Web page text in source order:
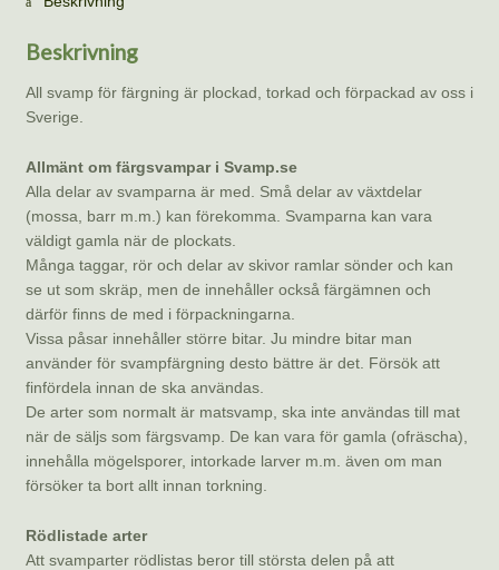
Beskrivning
All svamp för färgning är plockad, torkad och förpackad av oss i
Sverige.
Allmänt om färgsvampar i Svamp.se
Alla delar av svamparna är med. Små delar av växtdelar
(mossa, barr m.m.) kan förekomma. Svamparna kan vara
väldigt gamla när de plockats.
Många taggar, rör och delar av skivor ramlar sönder och kan
se ut som skräp, men de innehåller också färgämnen och
därför finns de med i förpackningarna.
Vissa påsar innehåller större bitar. Ju mindre bitar man
använder för svampfärgning desto bättre är det. Försök att
finfördela innan de ska användas.
De arter som normalt är matsvamp, ska inte användas till mat
när de säljs som färgsvamp. De kan vara för gamla (ofräscha),
innehålla mögelsporer, intorkade larver m.m. även om man
försöker ta bort allt innan torkning.
Rödlistade arter
Att svamparter rödlistas beror till största delen på att